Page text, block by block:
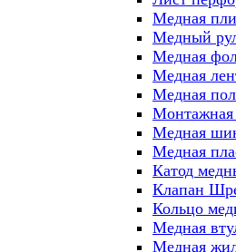
Медная
Медный
Медная
Медная
Медная
Монтажная
Медная
Медная
Катод
Клапан
Кольцо
Медная
Медная